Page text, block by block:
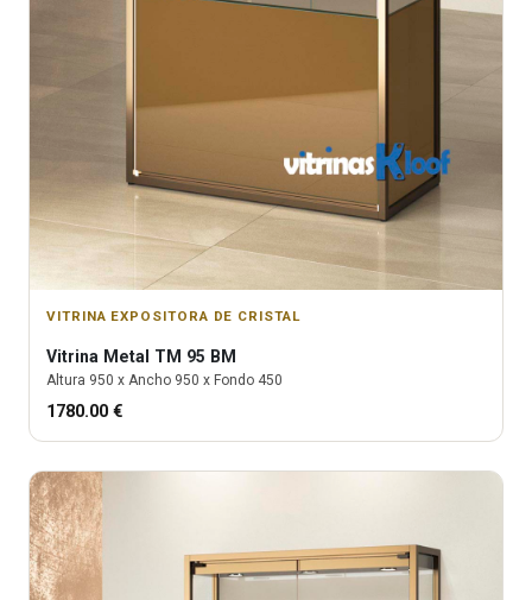
VITRINA EXPOSITORA DE CRISTAL
Vitrina Metal TM 95 BM
Altura 950 x Ancho 950 x Fondo 450
1780.00 €